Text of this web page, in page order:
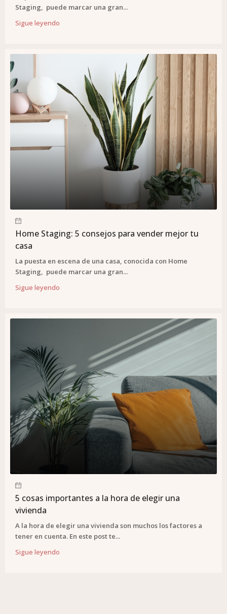
La puesta en escena de una casa, conocida con Home
Staging, puede marcar una gran...
Home Staging: 5 consejos para vender mejor tu
casa
La puesta en escena de una casa, conocida con Home
Staging, puede marcar una gran...
5 cosas importantes a la hora de elegir una
vivienda
A la hora de elegir una vivienda son muchos los factores a
tener en cuenta. En este post te...